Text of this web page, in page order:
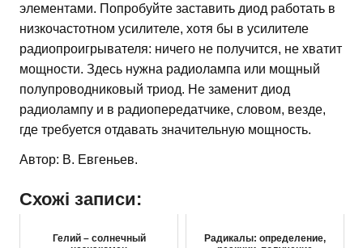
элементами. Попробуйте заставить диод работать в
низкочастотном усилителе, хотя бы в усилителе
радиопроигрывателя: ничего не получится, не хватит
мощности. Здесь нужна радиолампа или мощный
полупроводниковый триод. Не заменит диод
радиолампу и в радиопередатчике, словом, везде,
где требуется отдавать значительную мощность.
Автор: В. Евгеньев.
Схожі записи:
Гелий – солнечный
Радикалы: определение,